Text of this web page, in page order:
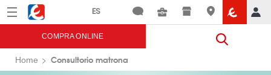
Menú Eroski
COMPRA ONLINE
Home Consultorio matrona